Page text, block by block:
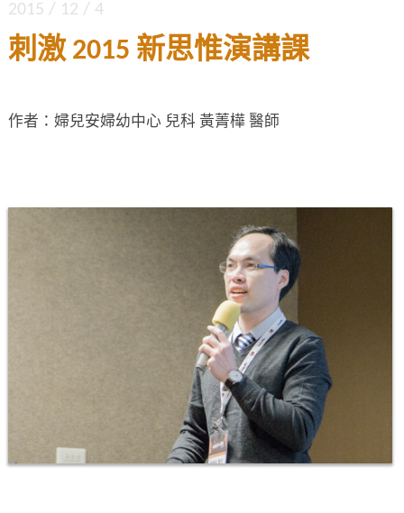
2015 / 12 / 4
刺激 2015 新思惟演講課
作者：婦兒安婦幼中心 兒科 黃菁樺 醫師